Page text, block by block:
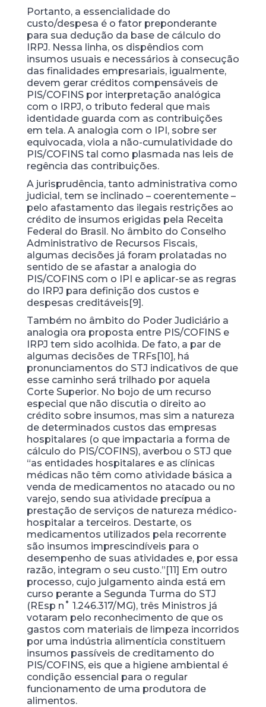
Portanto, a essencialidade do
custo/despesa é o fator preponderante
para sua dedução da base de cálculo do
IRPJ. Nessa linha, os dispêndios com
insumos usuais e necessários à consecução
das finalidades empresariais, igualmente,
devem gerar créditos compensáveis de
PIS/COFINS por interpretação analógica
com o IRPJ, o tributo federal que mais
identidade guarda com as contribuições
em tela. A analogia com o IPI, sobre ser
equivocada, viola a não-cumulatividade do
PIS/COFINS tal como plasmada nas leis de
regência das contribuições.
A jurisprudência, tanto administrativa como
judicial, tem se inclinado – coerentemente –
pelo afastamento das ilegais restrições ao
crédito de insumos erigidas pela Receita
Federal do Brasil. No âmbito do Conselho
Administrativo de Recursos Fiscais,
algumas decisões já foram prolatadas no
sentido de se afastar a analogia do
PIS/COFINS com o IPI e aplicar-se as regras
do IRPJ para definição dos custos e
despesas creditáveis[9].
Também no âmbito do Poder Judiciário a
analogia ora proposta entre PIS/COFINS e
IRPJ tem sido acolhida. De fato, a par de
algumas decisões de TRFs[10], há
pronunciamentos do STJ indicativos de que
esse caminho será trilhado por aquela
Corte Superior. No bojo de um recurso
especial que não discutia o direito ao
crédito sobre insumos, mas sim a natureza
de determinados custos das empresas
hospitalares (o que impactaria a forma de
cálculo do PIS/COFINS), averbou o STJ que
“as entidades hospitalares e as clínicas
médicas não têm como atividade básica a
venda de medicamentos no atacado ou no
varejo, sendo sua atividade precípua a
prestação de serviços de natureza médico-
hospitalar a terceiros. Destarte, os
medicamentos utilizados pela recorrente
são insumos imprescindíveis para o
desempenho de suas atividades e, por essa
razão, integram o seu custo.”[11] Em outro
processo, cujo julgamento ainda está em
curso perante a Segunda Turma do STJ
(REsp n˚ 1.246.317/MG), três Ministros já
votaram pelo reconhecimento de que os
gastos com materiais de limpeza incorridos
por uma indústria alimentícia constituem
insumos passíveis de creditamento do
PIS/COFINS, eis que a higiene ambiental é
condição essencial para o regular
funcionamento de uma produtora de
alimentos.